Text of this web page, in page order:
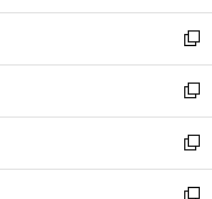
開
く
ウ
で
開
く
ン
ド
ウ
で
開
く
ウ
ィ
ン
ド
ウ
で
開
く
新
し
い
ウ
ィ
ン
新
し
い
ウ
新
し